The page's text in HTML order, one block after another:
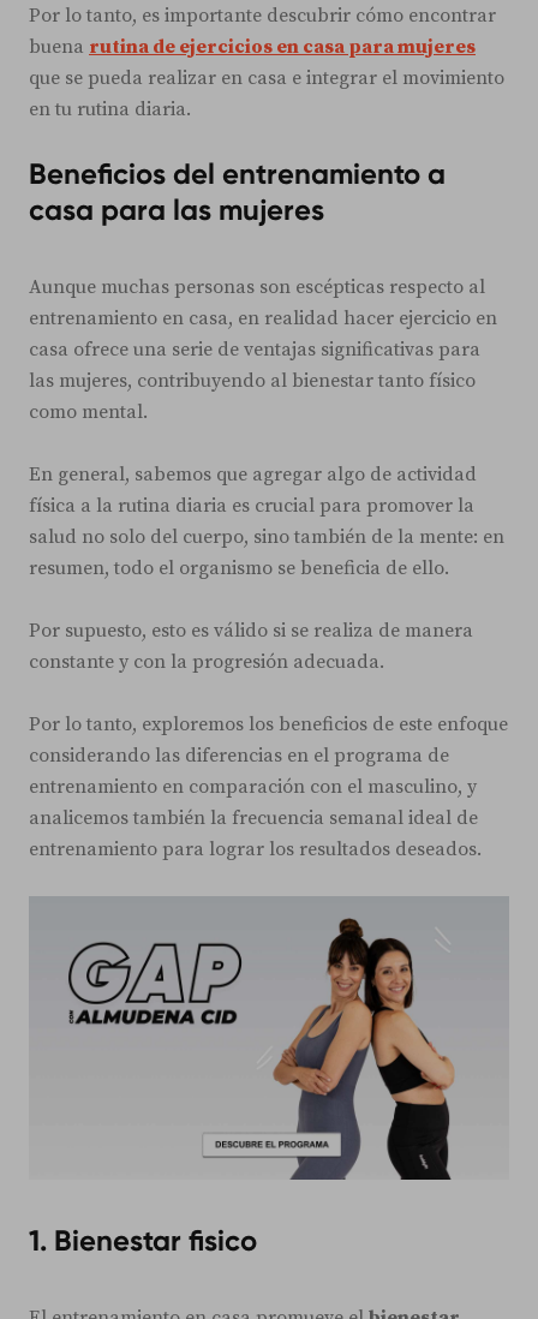
Por lo tanto, es importante descubrir cómo encontrar
buena rutina de ejercicios en casa para mujeres
que se pueda realizar en casa e integrar el movimiento
en tu rutina diaria.
Beneficios del entrenamiento a
casa para las mujeres
Aunque muchas personas son escépticas respecto al
entrenamiento en casa, en realidad hacer ejercicio en
casa ofrece una serie de ventajas significativas para
las mujeres, contribuyendo al bienestar tanto físico
como mental.
En general, sabemos que agregar algo de actividad
física a la rutina diaria es crucial para promover la
salud no solo del cuerpo, sino también de la mente: en
resumen, todo el organismo se beneficia de ello.
Por supuesto, esto es válido si se realiza de manera
constante y con la progresión adecuada.
Por lo tanto, exploremos los beneficios de este enfoque
considerando las diferencias en el programa de
entrenamiento en comparación con el masculino, y
analicemos también la frecuencia semanal ideal de
entrenamiento para lograr los resultados deseados.
1. Bienestar fisico